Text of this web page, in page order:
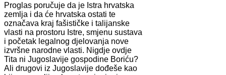
Proglas poručuje da je Istra hrvatska
zemlja i da će hrvatska ostati te
označava kraj fašističke i talijanske
vlasti na prostoru Istre, smjenu sustava
i početak legalnog djelovanja nove
izvršne narodne vlasti. Nigdje ovdje
Tita ni Jugoslavije gospodine Boriću?
Ali drugovi iz Jugoslavije dođeše kao